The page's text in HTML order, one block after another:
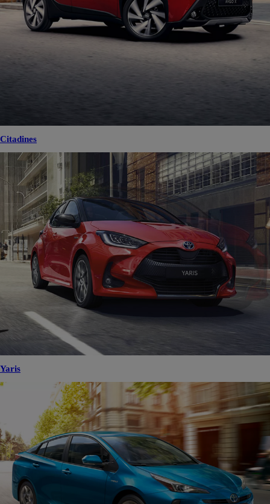
Citadines
Yaris